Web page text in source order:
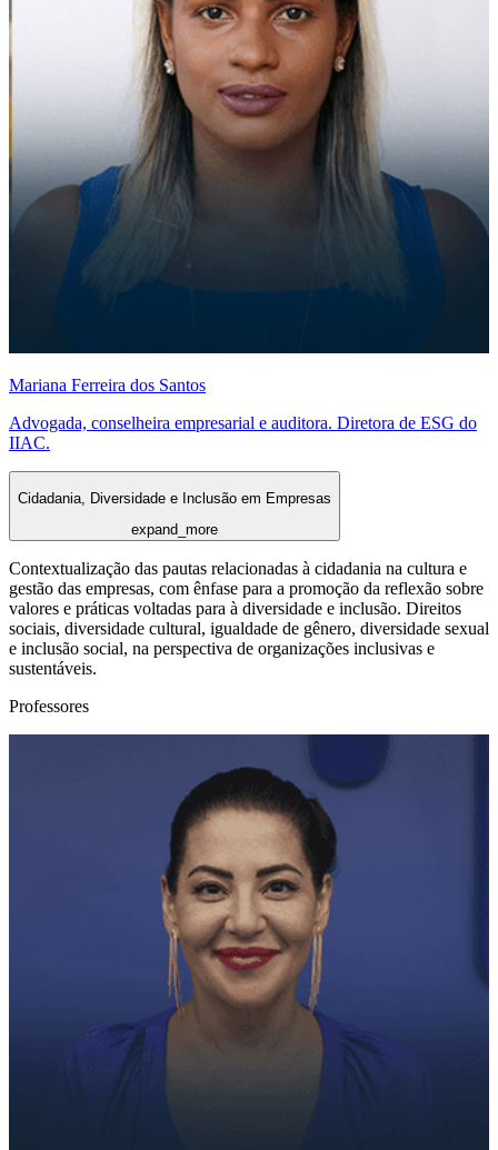
Mariana Ferreira dos Santos
Advogada, conselheira empresarial e auditora. Diretora de ESG do
IIAC.
Cidadania, Diversidade e Inclusão em Empresas
expand_more
Contextualização das pautas relacionadas à cidadania na cultura e
gestão das empresas, com ênfase para a promoção da reflexão sobre
valores e práticas voltadas para à diversidade e inclusão. Direitos
sociais, diversidade cultural, igualdade de gênero, diversidade sexual
e inclusão social, na perspectiva de organizações inclusivas e
sustentáveis.
Professores